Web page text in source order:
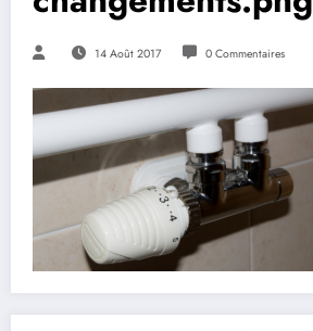
14 Août 2017 0 Commentaires